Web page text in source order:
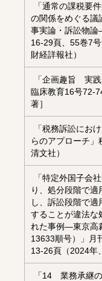
「通常の課税要
の関係をめぐる
事実論・訴訟物論
16-29頁、55巻7
財経詳報社）
「企画趣旨 実
臨床教育16号72-
著］
「税務訴訟にお
らのアプローチ」
清文社）
「特定外国子会
り、処分段階で
し、訴訟段階で
することが違法な
れた事例―東京高
13633順号）」月
13-26頁（2024年
「14 業務承継